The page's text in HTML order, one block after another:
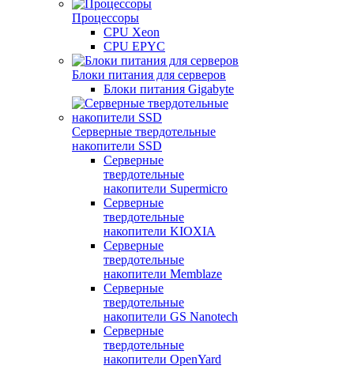
Процессоры
CPU Xeon
CPU EPYC
Блоки питания для серверов
Блоки питания Gigabyte
Серверные твердотельные
накопители SSD
Cерверные
твердотельные
накопители Supermicro
Cерверные
твердотельные
накопители KIOXIA
Cерверные
твердотельные
накопители Memblaze
Cерверные
твердотельные
накопители GS Nanotech
Серверные
твердотельные
накопители OpenYard